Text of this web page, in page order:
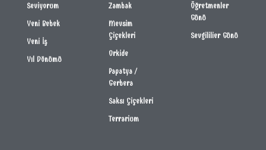
Seviyorum
Yeni Bebek
Yeni İş
Yıl Dönümü
Zambak
Mevsim
Çiçekleri
Orkide
Papatya /
Gerbera
Saksı Çiçekleri
Terrarium
Öğretmenler
Günü
Sevgililier Günü